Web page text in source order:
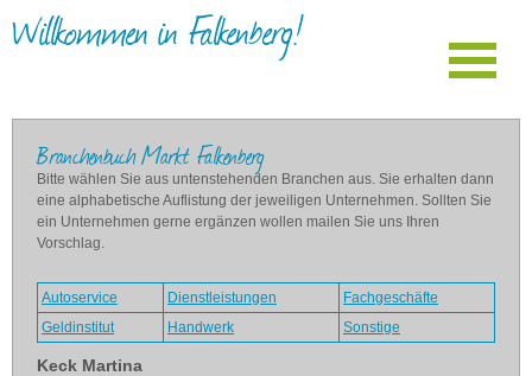
Willkommen in Falkenberg!
Branchenbuch Markt Falkenberg
Bitte wählen Sie aus untenstehenden Branchen aus. Sie erhalten dann
eine alphabetische Auflistung der jeweiligen Unternehmen. Sollten Sie
ein Unternehmen gerne ergänzen wollen mailen Sie uns Ihren
Vorschlag.
Autoservice Dienstleistungen
Fachgeschäfte
Geldinstitut
Handwerk Sonstige
Keck Martina